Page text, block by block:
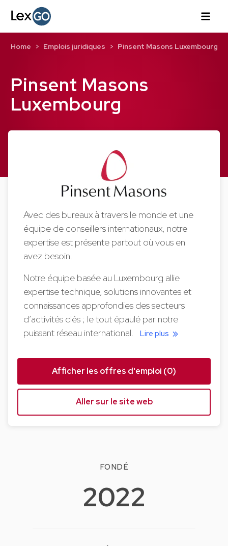
Pinsent Masons
Luxembourg
Home Emplois juridiques Pinsent Masons Luxembourg
Avec des bureaux à travers le monde et une
équipe de conseillers internationaux, notre
expertise est présente partout où vous en
avez besoin.
Notre équipe basée au Luxembourg allie
expertise technique, solutions innovantes et
connaissances approfondies des secteurs
d’activités clés ; le tout épaulé par notre
puissant réseau international.Lire plus
Afficher les offres d'emploi (0)
Aller sur le site web
FONDÉ
2022